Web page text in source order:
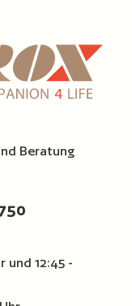
Beratung
und 12:45 -